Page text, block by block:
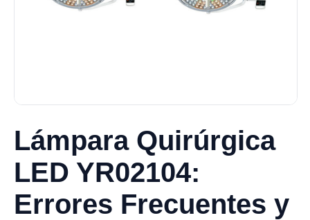
Lámpara Quirúrgica
LED YR02104:
Errores Frecuentes y